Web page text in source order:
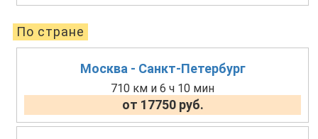
По стране
Москва - Санкт-Петербург
710 км и 6 ч 10 мин
от 17750 руб.